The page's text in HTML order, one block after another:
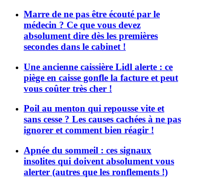
Marre de ne pas être écouté par le
médecin ? Ce que vous devez
absolument dire dès les premières
secondes dans le cabinet !
Une ancienne caissière Lidl alerte : ce
piège en caisse gonfle la facture et peut
vous coûter très cher !
Poil au menton qui repousse vite et
sans cesse ? Les causes cachées à ne pas
ignorer et comment bien réagir !
Apnée du sommeil : ces signaux
insolites qui doivent absolument vous
alerter (autres que les ronflements !)